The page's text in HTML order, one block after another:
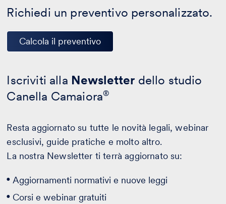
Richiedi un preventivo personalizzato.
Calcola il preventivo
Iscriviti alla Newsletter dello studio
Canella Camaiora®
Resta aggiornato su tutte le novità legali, webinar
esclusivi, guide pratiche e molto altro.
La nostra Newsletter ti terrà aggiornato su:
Aggiornamenti normativi e nuove leggi
Corsi e webinar gratuiti